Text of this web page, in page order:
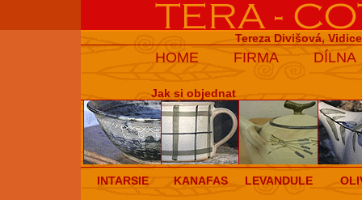
Tereza Divišová,
HOME FIRMA DÍLNA
Jak si objednat
INTARSIE KANAFAS LEVANDULE